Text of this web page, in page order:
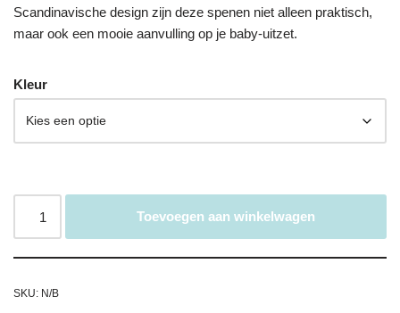
Scandinavische design zijn deze spenen niet alleen praktisch,
maar ook een mooie aanvulling op je baby-uitzet.
Kleur
Toevoegen aan winkelwagen
SKU: N/B